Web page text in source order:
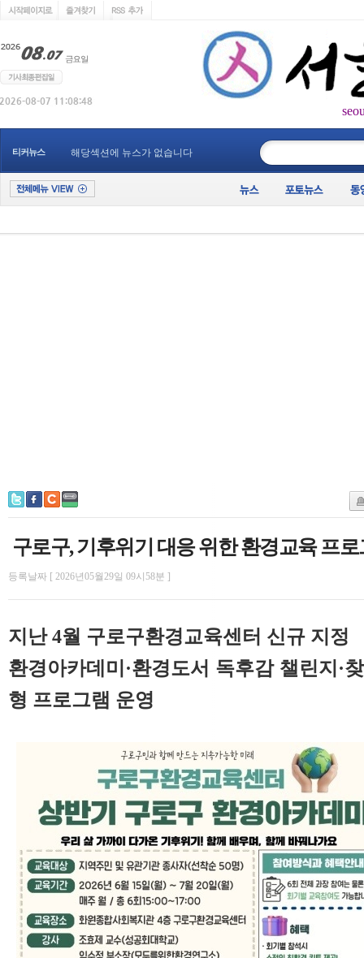
티커뉴스 해당섹션에 뉴스가 없습니다
구로구, 기후위기 대응 위한 환경교육 프
등록날짜 [ 2026년05월29일 09시58분 ]
지난 4월 구로구환경교육센터 신규 지정
환경아카데미·환경도서 독후감 챌린지·
형 프로그램 운영